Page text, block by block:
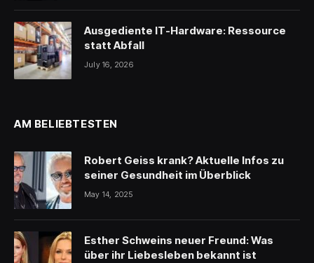
Ausgediente IT-Hardware: Ressource
statt Abfall
July 16, 2026
AM BELIEBTESTEN
Robert Geiss krank? Aktuelle Infos zu
seiner Gesundheit im Überblick
May 14, 2025
Esther Schweins neuer Freund: Was
über ihr Liebesleben bekannt ist